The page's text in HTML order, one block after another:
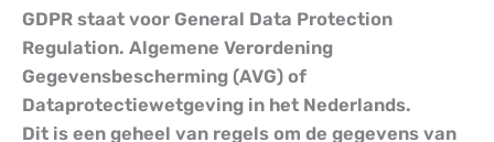
GDPR staat voor General Data Protection
Regulation. Algemene Verordening
Gegevensbescherming (AVG) of
Dataprotectiewetgeving in het Nederlands.
Dit is een geheel van regels om de gegevens van